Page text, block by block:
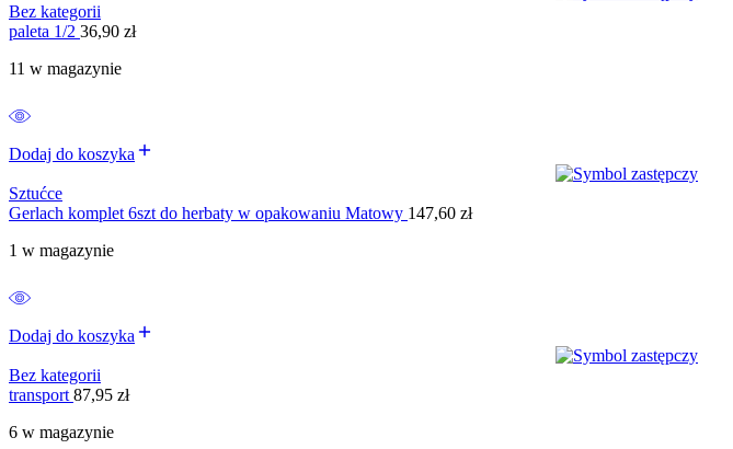
Bez kategorii
paleta 1/2 36,90 zł
11 w magazynie
Dodaj do koszyka
Sztućce
Gerlach komplet 6szt do herbaty w opakowaniu Matowy 147,60 zł
1 w magazynie
Dodaj do koszyka
Bez kategorii
transport 87,95 zł
6 w magazynie